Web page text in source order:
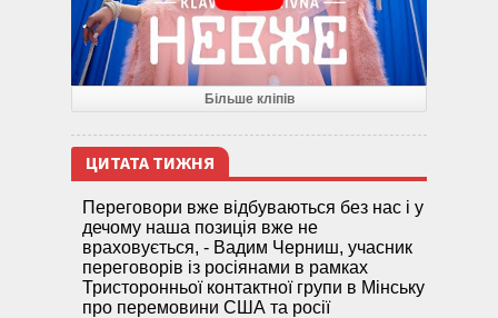
Більше кліпів
ЦИТАТА ТИЖНЯ
Переговори вже відбуваються без нас і у
дечому наша позиція вже не
враховується, - Вадим Черниш, учасник
переговорів із росіянами в рамках
Тристоронньої контактної групи в Мінську
про перемовини США та росії